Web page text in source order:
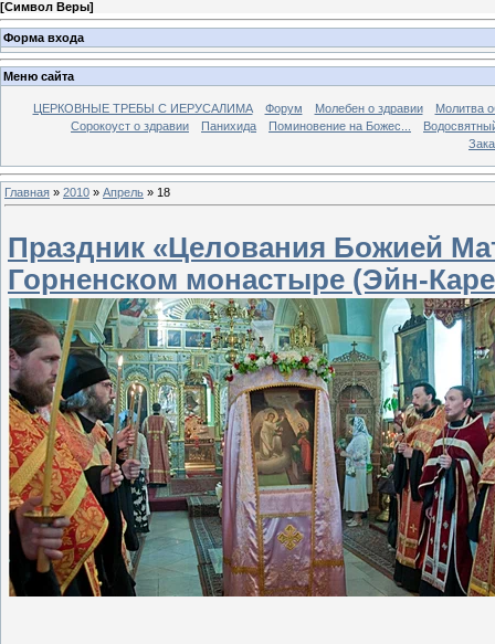
[Символ Веры]
Форма входа
Меню сайта
ЦЕРКОВНЫЕ ТРЕБЫ С ИЕРУСАЛИМА Форум Молебен о здравии
Молитва
Сорокоуст о здравии
Панихида Поминовение на Божес...
Главная » 2010 » Апрель » 18
Праздник «Целования Божией
Горненском монастыре (Эйн-